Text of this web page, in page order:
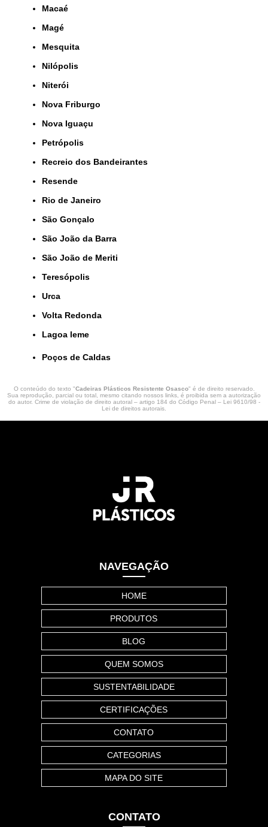
Macaé
Magé
Mesquita
Nilópolis
Niterói
Nova Friburgo
Nova Iguaçu
Petrópolis
Recreio dos Bandeirantes
Resende
Rio de Janeiro
São Gonçalo
São João da Barra
São João de Meriti
Teresópolis
Urca
Volta Redonda
lagoa leme
Poços de Caldas
O conteúdo do texto "Cadeiras Plásticos Resistente Osasco" é de direito reservado.
Sua reprodução, parcial ou total, mesmo citando nossos links, é proibida sem a autorização
do autor. Crime de violação de direito autoral – artigo 184 do Código Penal – Lei 9610/98 -
Lei de direitos autorais.
NAVEGAÇÃO
HOME
PRODUTOS
BLOG
QUEM SOMOS
SUSTENTABILIDADE
CERTIFICAÇÕES
CONTATO
CATEGORIAS
MAPA DO SITE
CONTATO